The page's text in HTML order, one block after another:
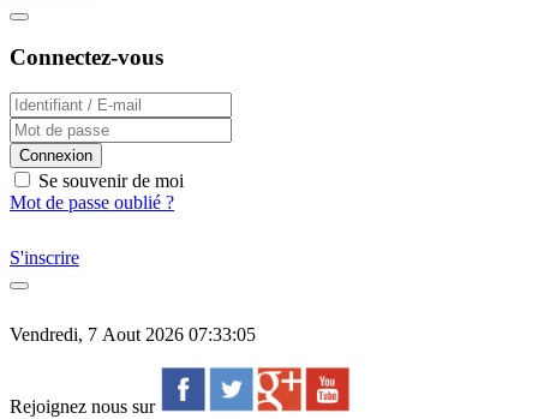
Connectez-vous
Connexion
Se souvenir de moi
Mot de passe oublié ?
S'inscrire
Vendredi, 7 Aout 2026 07:33:05
Rejoignez nous sur